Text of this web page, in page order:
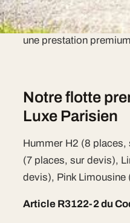
Paris est l'une des
kilométrique. Notre
une prestation
Notre flotte
Luxe Parisien
Hummer H2 (8
(7 places, sur devis),
devis), Pink
Article R3122-2 du